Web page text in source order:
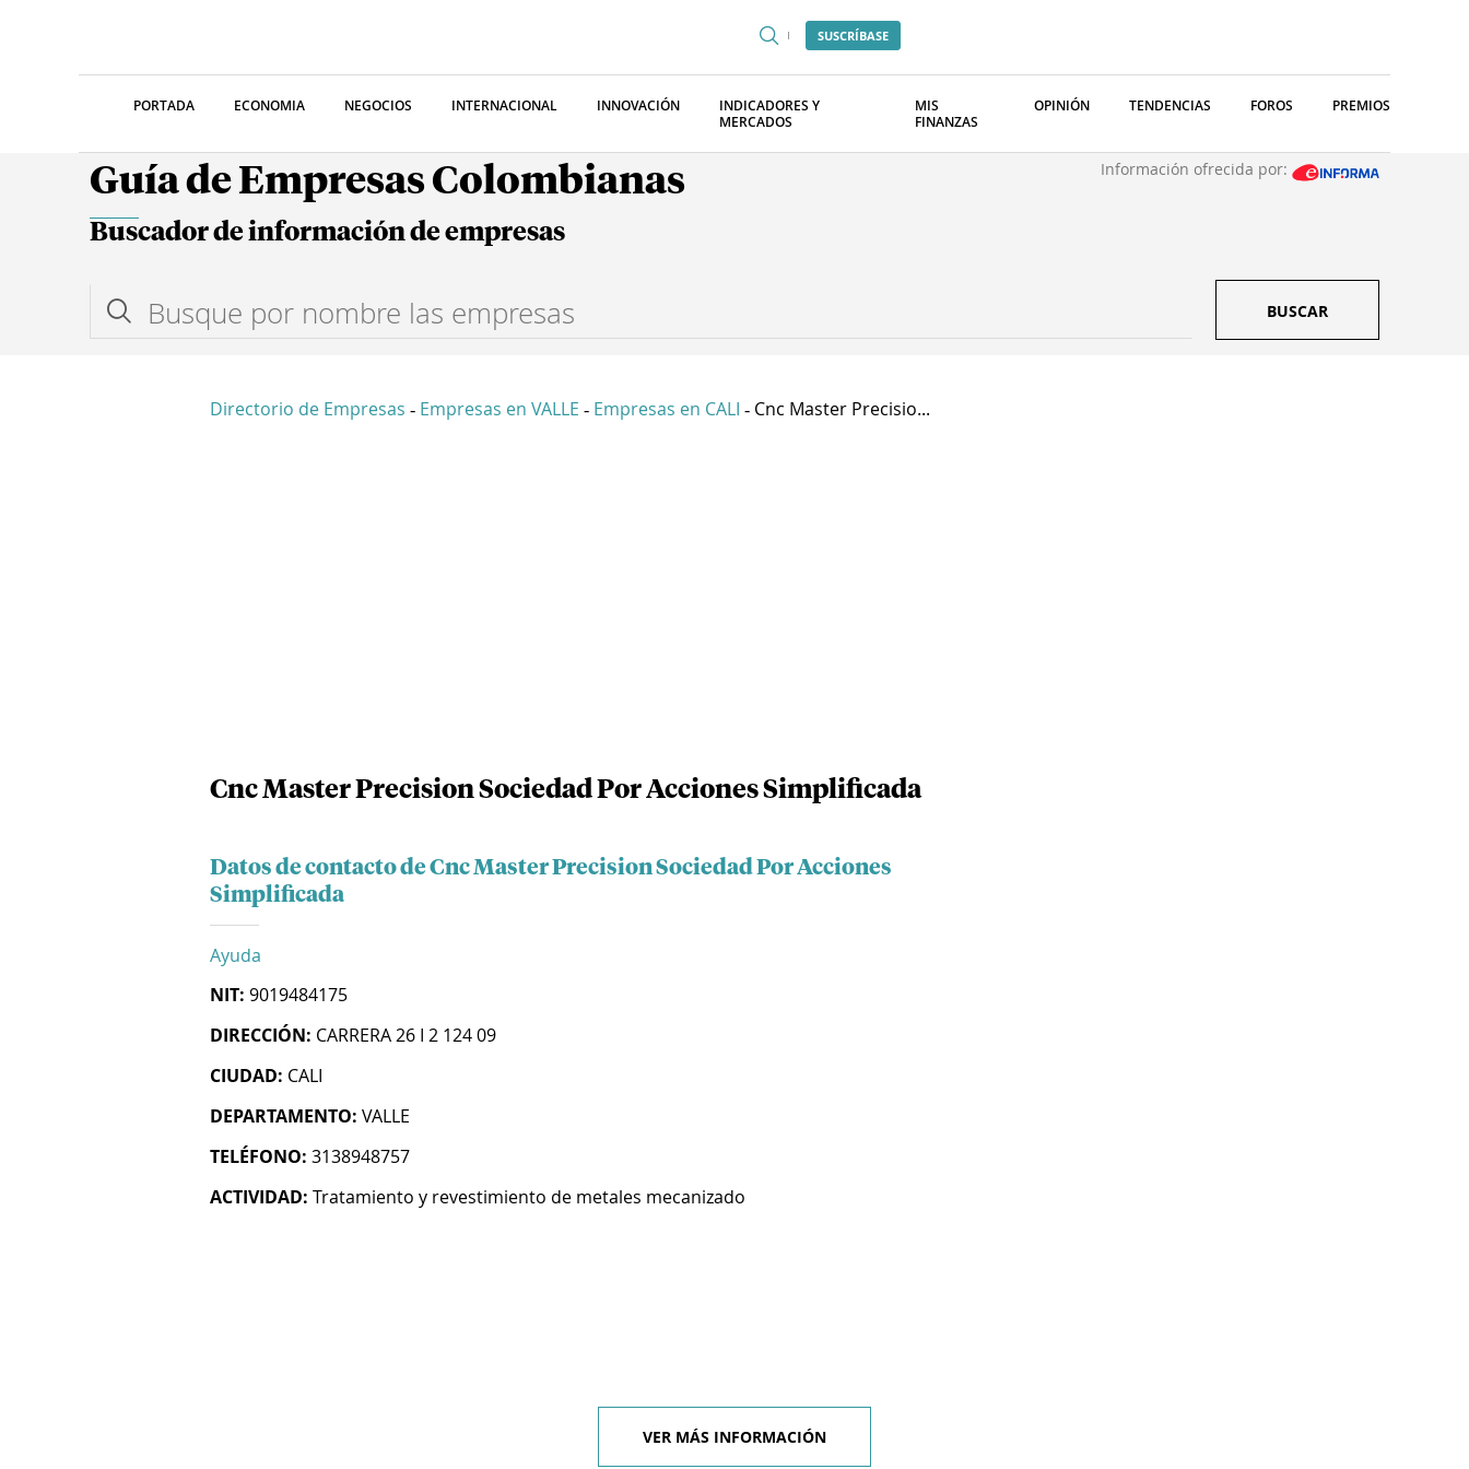
SUSCRÍBASE
PORTADA ECONOMIA NEGOCIOS INTERNACIONAL INNOVACIÓN
INDICADORES Y
MERCADOS
MIS
FINANZAS
OPINIÓN TENDENCIAS FOROS PREMIOS
Guía de Empresas Colombianas Información ofrecida por:
Buscador de información de empresas
BUSCAR
Directorio de Empresas - Empresas en VALLE - Empresas en CALI - Cnc Master Precisio...
Cnc Master Precision Sociedad Por Acciones Simplificada
Datos de contacto de Cnc Master Precision Sociedad Por Acciones
Simplificada
Ayuda
NIT: 9019484175
DIRECCIÓN: CARRERA 26 I 2 124 09
CIUDAD: CALI
DEPARTAMENTO: VALLE
TELÉFONO: 3138948757
ACTIVIDAD: Tratamiento y revestimiento de metales mecanizado
VER MÁS INFORMACIÓN